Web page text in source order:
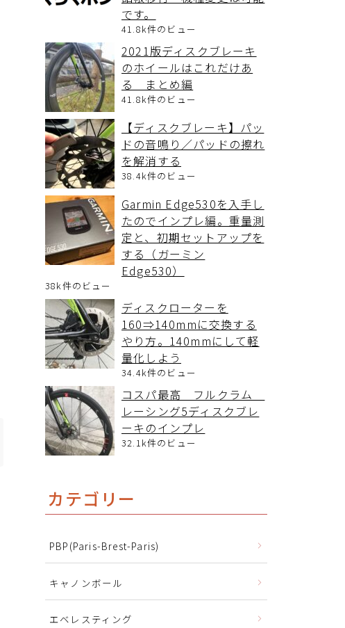
です。
41.8k件のビュー
2021版ディスクブレーキ
のホイールはこれだけあ
る まとめ編
41.8k件のビュー
【ディスクブレーキ】パッ
ドの音鳴り／パッドの擦れ
を解消する
38.4k件のビュー
Garmin Edge530を入手し
たのでインプレ編。重量測
定と、初期セットアップを
する（ガーミン
Edge530）
38k件のビュー
ディスクローターを
160⇒140mmに交換する
やり方。140mmにして軽
量化しよう
34.4k件のビュー
コスパ最高 フルクラム
レーシング5ディスクブレ
ーキのインプレ
32.1k件のビュー
カテゴリー
PBP(Paris-Brest-Paris)
キャノンボール
エベレスティング